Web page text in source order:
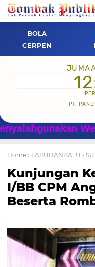
BOLA
CERPEN
PT.
Home › LABUHANBATU ›
Kunjungan
I/BB CPM
Beserta